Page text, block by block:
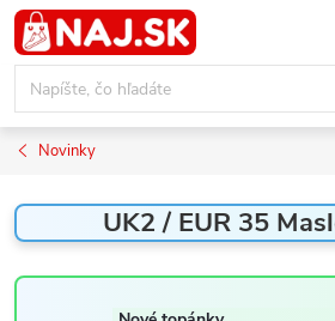
Prejsť
na
obsah
Novinky
UK2 / EUR 35